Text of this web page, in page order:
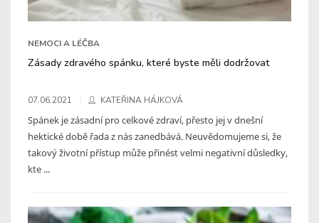
NEMOCI A LÉČBA
Zásady zdravého spánku, které byste měli dodržovat
07.06.2021 KATEŘINA HÁJKOVÁ
Spánek je zásadní pro celkové zdraví, přesto jej v dnešní
hektické době řada z nás zanedbává. Neuvědomujeme si, že
takový životní přístup může přinést velmi negativní důsledky,
kte ...